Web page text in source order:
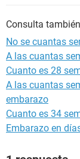
Consulta
No se cuantas
A las cuantas
Cuanto es 28
A las cuantas
embarazo
Cuanto es 34
Embarazo en